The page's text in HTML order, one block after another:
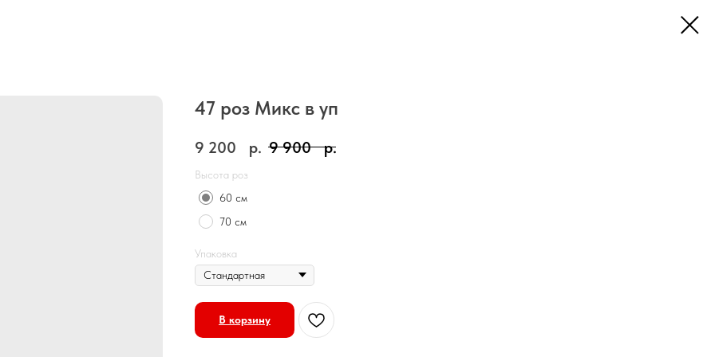
47 роз Микс в уп
9 200 р. 9 900 р.
Высота роз
60 см
70 см
Упаковка
В корзину